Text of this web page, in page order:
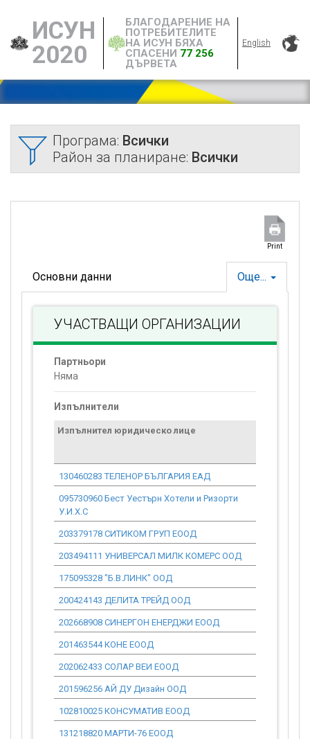
ИСУН
2020
БЛАГОДАРЕНИЕ НА
ПОТРЕБИТЕЛИТЕ
НА ИСУН БЯХА
СПАСЕНИ 77 256
ДЪРВЕТА
English
Програма: Всички
Район за планиране: Всички
Print
Още...
Основни данни
УЧАСТВАЩИ ОРГАНИЗАЦИИ
Партньори
Няма
Изпълнители
Изпълнител юридическо лице
130460283 ТЕЛЕНОР БЪЛГАРИЯ ЕАД
095730960 Бест Уестърн Хотели и Ризорти
У.И.Х.С
203379178 СИТИКОМ ГРУП ЕООД
203494111 УНИВЕРСАЛ МИЛК КОМЕРС ООД
175095328 "Б.В.ЛИНК" ООД
200424143 ДЕЛИТА ТРЕЙД ООД
202668908 СИНЕРГОН ЕНЕРДЖИ ЕООД
201463544 КОНЕ ЕООД
202062433 СОЛАР ВЕИ ЕООД
201596256 АЙ ДУ Дизайн ООД
102810025 КОНСУМАТИВ ЕООД
131218820 МАРТИ-76 ЕООД